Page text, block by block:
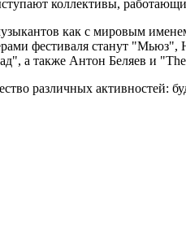
коллективы,
как с мировым
фестиваля станут "Мьюз",
а также Антон Беляев и
различных активностей: